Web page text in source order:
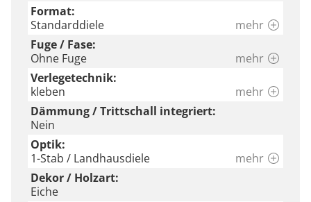
Format:
Standarddiele
mehr
Fuge / Fase:
Ohne Fuge
mehr
Verlegetechnik:
kleben
mehr
Dämmung / Trittschall integriert:
Nein
Optik:
1-Stab / Landhausdiele
mehr
Dekor / Holzart:
Eiche